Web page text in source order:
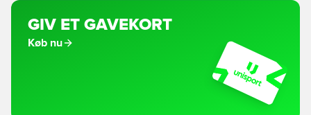
GIV ET GAVEKORT
Køb nu